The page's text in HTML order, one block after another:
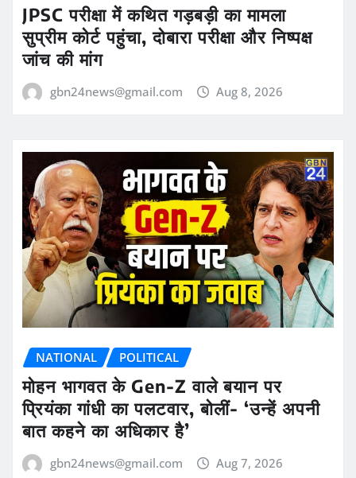
JPSC परीक्षा में कथित गड़बड़ी का मामला
सुप्रीम कोर्ट पहुंचा, दोबारा परीक्षा और निष्पक्ष
जांच की मांग
gbn24news@gmail.com Aug 8, 2026
NATIONAL POLITICAL
मोहन भागवत के Gen-Z वाले बयान पर
प्रियंका गांधी का पलटवार, बोलीं- ‘उन्हें अपनी
बात कहने का अधिकार है’
gbn24news@gmail.com Aug 7, 2026